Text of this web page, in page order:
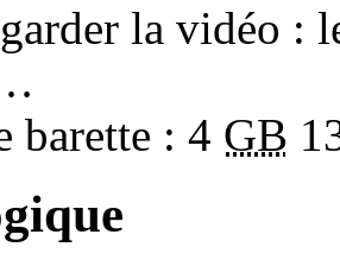
la vidéo :
barette : 4 GB